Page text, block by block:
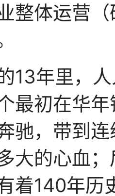
整体运营
13年里，
最初在华
驰，带到
大的心血
着140年历